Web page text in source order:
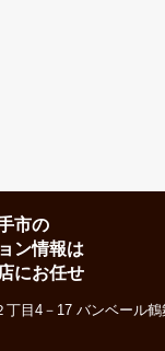
市の
ン情報は
にお任せ
目4－17 バンベール